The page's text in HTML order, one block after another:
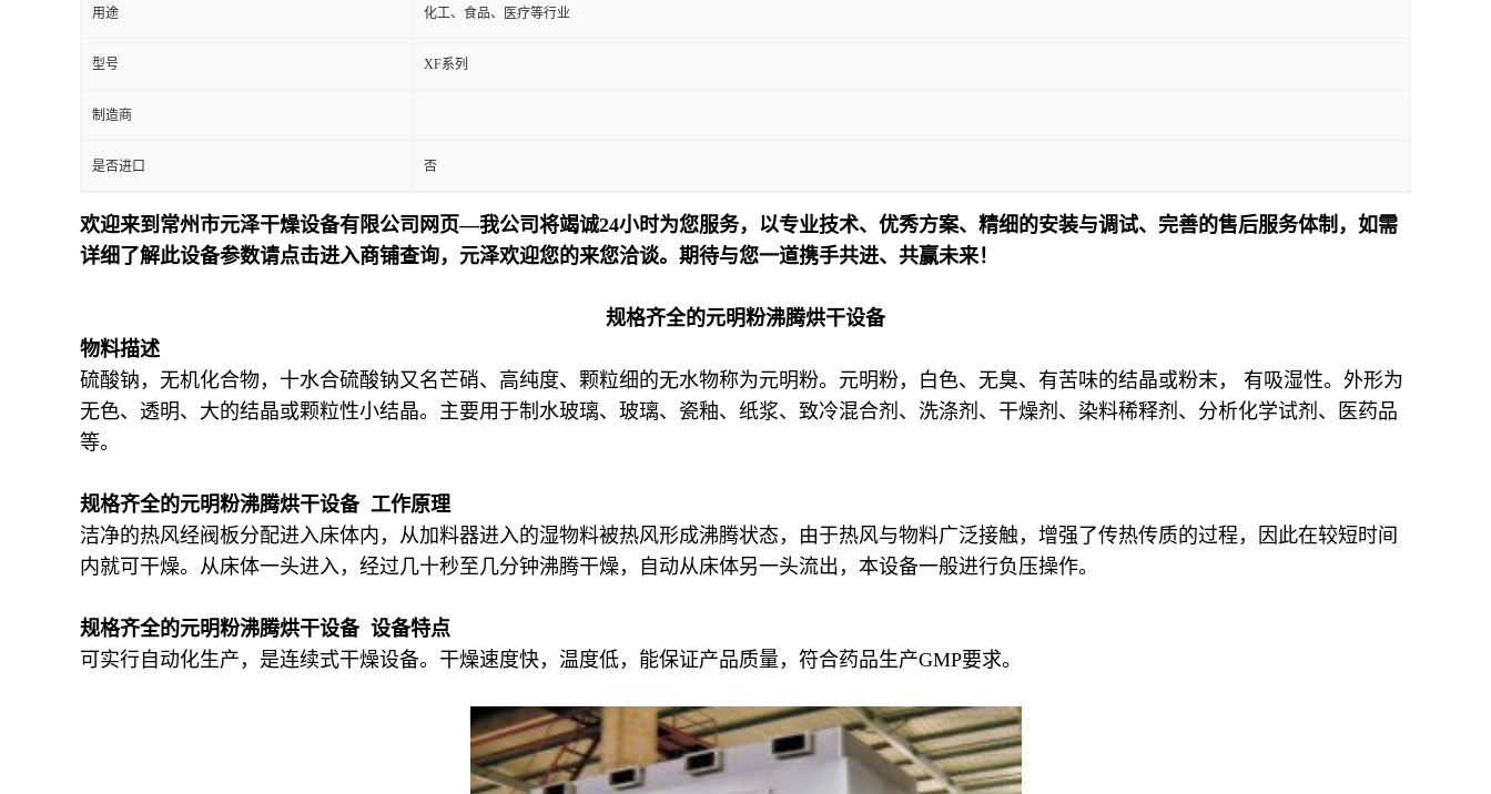
用途 化工、食品、医疗等行业
型号 XF系列
制造商
是否进口 否
欢迎来到常州市元泽干燥设备有限公司网页—我公司将竭诚24小时为您服务，以专业技术、优秀方案、精细的安装与调试、完善的售后服务体制，如需
详细了解此设备参数请点击进入商铺查询，元泽欢迎您的来您洽谈。期待与您一道携手共进、共赢未来！
规格齐全的元明粉沸腾烘干设备
物料描述
硫酸钠，无机化合物，十水合硫酸钠又名芒硝、高纯度、颗粒细的无水物称为元明粉。元明粉，白色、无臭、有苦味的结晶或粉末， 有吸湿性。外形为
无色、透明、大的结晶或颗粒性小结晶。主要用于制水玻璃、玻璃、瓷釉、纸浆、致冷混合剂、洗涤剂、干燥剂、染料稀释剂、分析化学试剂、医药品
等。
规格齐全的元明粉沸腾烘干设备 工作原理
洁净的热风经阀板分配进入床体内，从加料器进入的湿物料被热风形成沸腾状态，由于热风与物料广泛接触，增强了传热传质的过程，因此在较短时间
内就可干燥。从床体一头进入，经过几十秒至几分钟沸腾干燥，自动从床体另一头流出，本设备一般进行负压操作。
规格齐全的元明粉沸腾烘干设备 设备特点
可实行自动化生产，是连续式干燥设备。干燥速度快，温度低，能保证产品质量，符合药品生产GMP要求。